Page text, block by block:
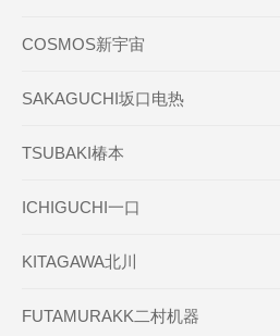
COSMOS新宇宙
SAKAGUCHI坂口电热
TSUBAKI椿本
ICHIGUCHI一口
KITAGAWA北川
FUTAMURAKK二村机器